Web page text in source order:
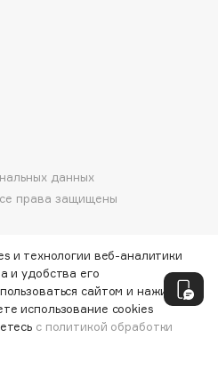
права защищены
данных
и технологии веб-аналитики
и удобства его
сайтом и нажимая
использование cookies
с политикой обработки